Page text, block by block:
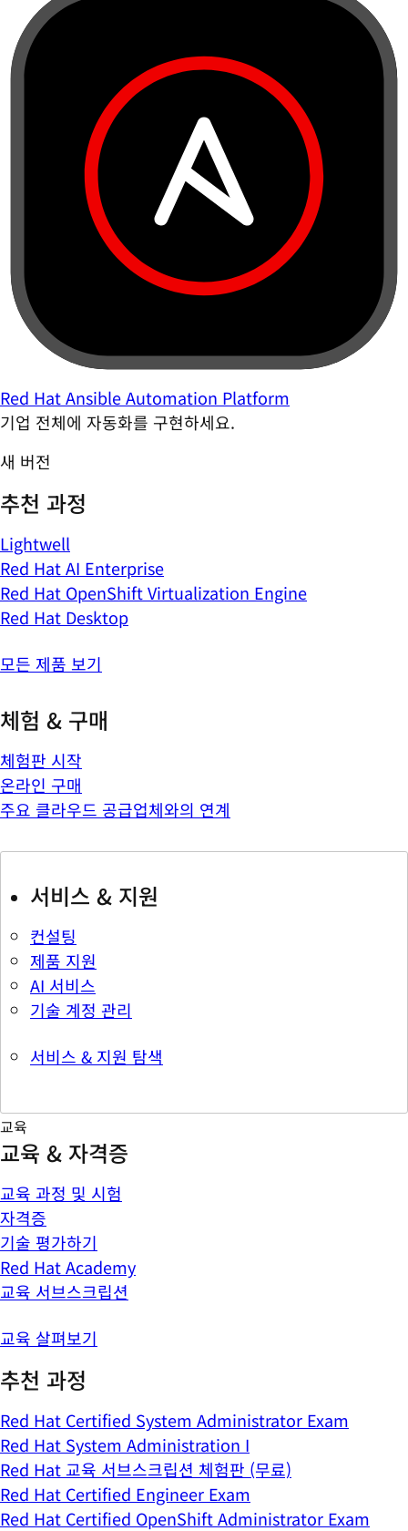
Red Hat Ansible Automation Platform
기업 전체에 자동화를 구현하세요.
새 버전
추천 과정
Lightwell
Red Hat AI Enterprise
Red Hat OpenShift Virtualization Engine
Red Hat Desktop
모든 제품 보기
체험 & 구매
체험판 시작
온라인 구매
주요 클라우드 공급업체와의 연계
서비스 & 지원
컨설팅
제품 지원
AI 서비스
기술 계정 관리
서비스 & 지원 탐색
교육
교육 & 자격증
교육 과정 및 시험
자격증
기술 평가하기
Red Hat Academy
교육 서브스크립션
교육 살펴보기
추천 과정
Red Hat Certified System Administrator Exam
Red Hat System Administration I
Red Hat 교육 서브스크립션 체험판 (무료)
Red Hat Certified Engineer Exam
Red Hat Certified OpenShift Administrator Exam